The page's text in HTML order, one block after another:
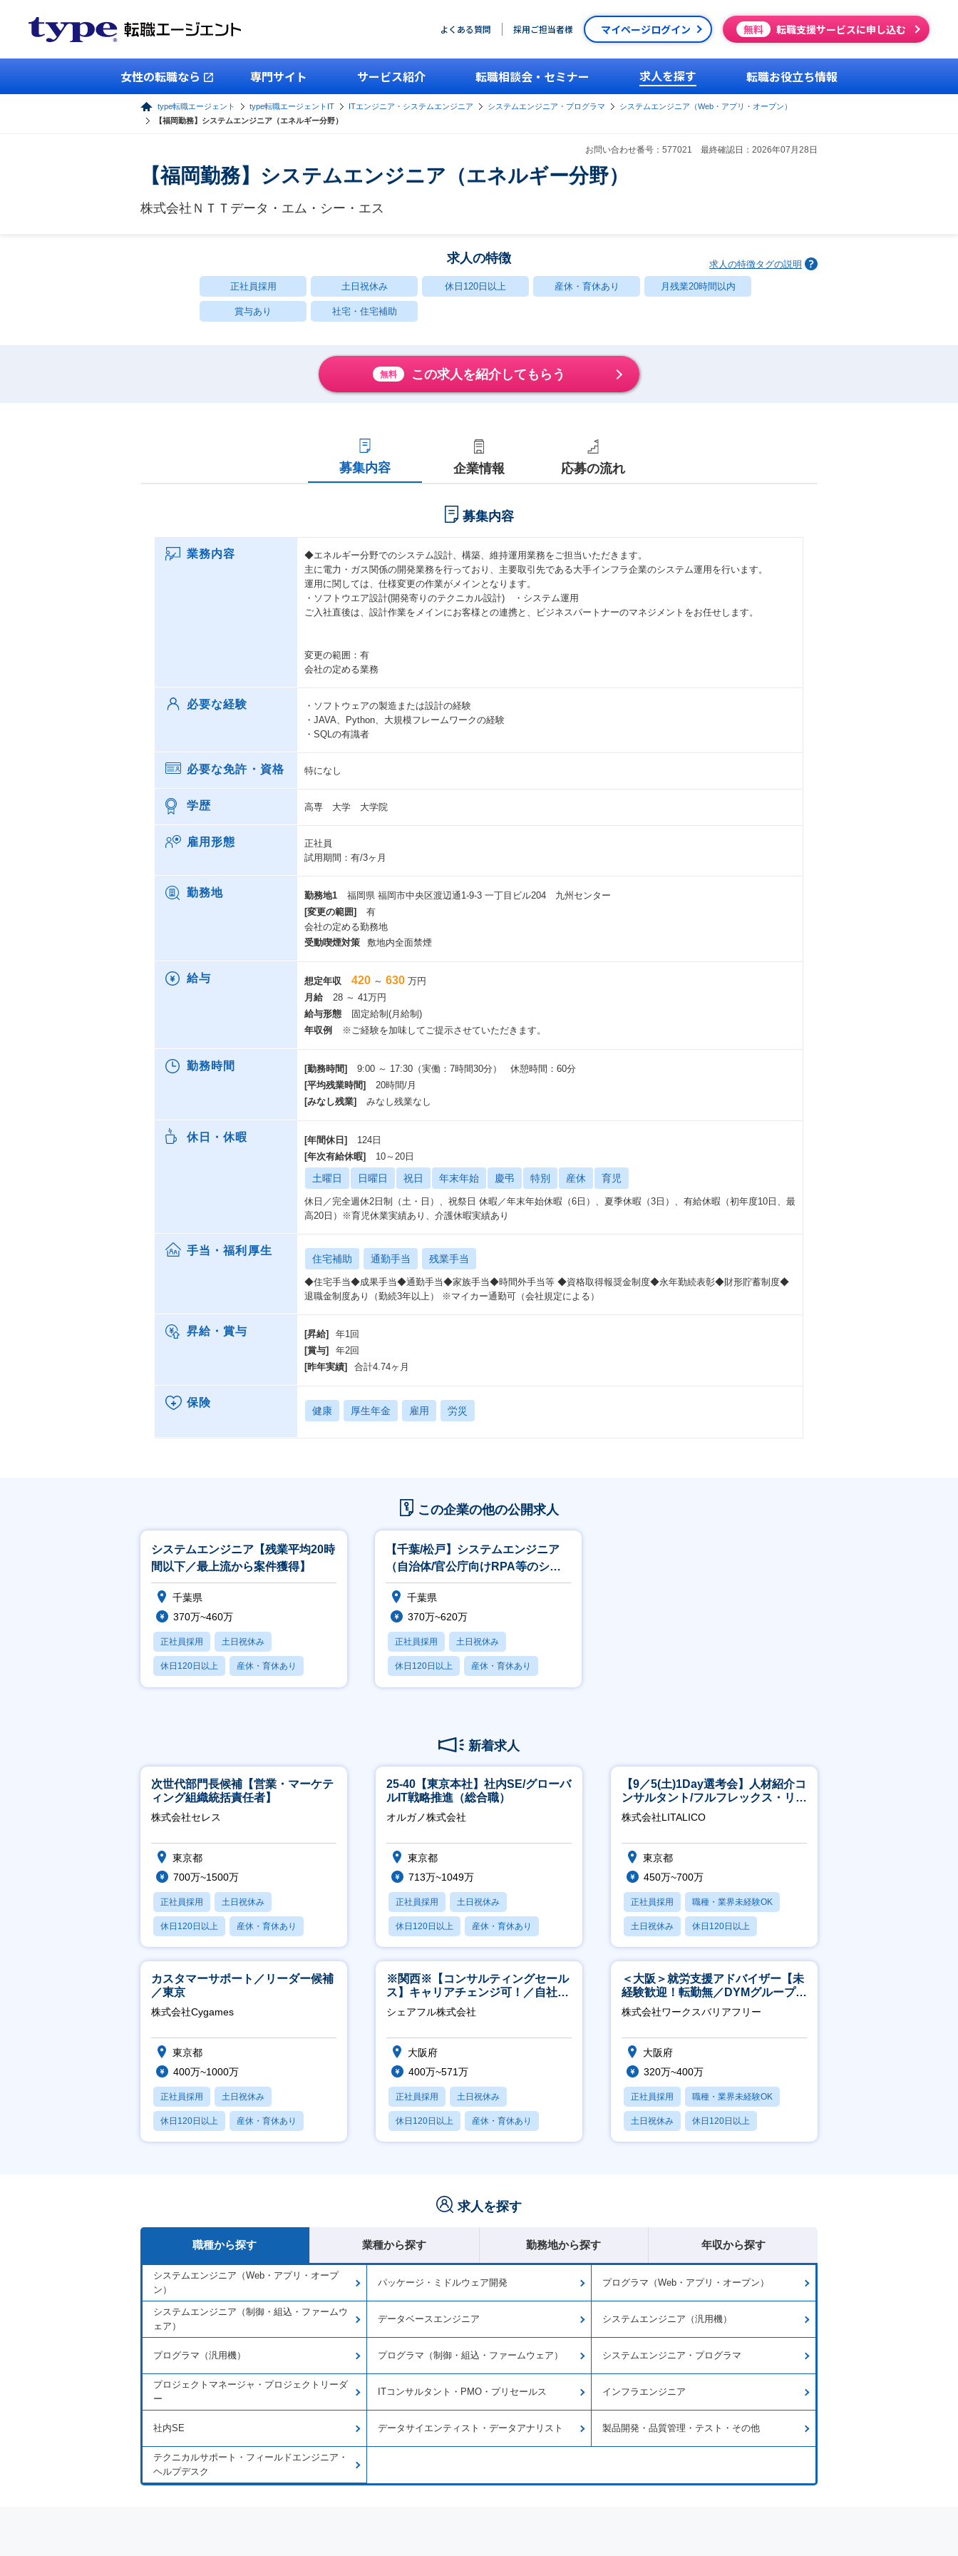
よくある質問 採用ご担当者様 マイページログイン 無料 転職支援サービスに申し込む
女性の転職なら 専門サイト サービス紹介 転職相談会・セミナー 求人を探す 転職お役立ち情報
type転職エージェント type転職エージェントIT ITエンジニア・システムエンジニア システムエンジニア・プログラマ
システムエンジニア（Web・アプリ・オープン）
【福岡勤務】システムエンジニア（エネルギー分野）
お問い合わせ番号：577021 最終確認日：2026年07月28日
【福岡勤務】システムエンジニア（エネルギー分野）
株式会社ＮＴＴデータ・エム・シー・エス
求人の特徴 求人の特徴タグの説明
正社員採用 土日祝休み 休日120日以上 産休・育休あり 月残業20時間以内
賞与あり 社宅・住宅補助
無料 この求人を紹介してもらう
募集内容 企業情報 応募の流れ
募集内容
業務内容
◆エネルギー分野でのシステム設計、構築、維持運用業務をご担当いただきます。
主に電力・ガス関係の開発業務を行っており、主要取引先である大手インフラ企業のシステム運用を行います。
運用に関しては、仕様変更の作業がメインとなります。
・ソフトウエア設計(開発寄りのテクニカル設計) ・システム運用
ご入社直後は、設計作業をメインにお客様との連携と、ビジネスパートナーのマネジメントをお任せします。
変更の範囲：有
会社の定める業務
必要な経験
・ソフトウェアの製造または設計の経験
・JAVA、Python、大規模フレームワークの経験
・SQLの有識者
必要な免許・資格 特になし
学歴 高専 大学 大学院
雇用形態
正社員
試用期間：有/3ヶ月
勤務地 勤務地1
福岡県 福岡市中央区渡辺通1-9-3 一丁目ビル204 九州センター
[変更の範囲]
有
会社の定める勤務地
受動喫煙対策
敷地内全面禁煙
給与 想定年収 420 ～ 630 万円
月給
28 ～ 41万円
給与形態
固定給制(月給制)
年収例
※ご経験を加味してご提示させていただきます。
勤務時間 [勤務時間]
9:00 ～ 17:30（実働：7時間30分） 休憩時間：60分
[平均残業時間]
20時間/月
[みなし残業]
みなし残業なし
休日・休暇 [年間休日]
124日
[年次有給休暇]
10～20日
土曜日 日曜日 祝日 年末年始 慶弔 特別 産休 育児
休日／完全週休2日制（土・日）、祝祭日 休暇／年末年始休暇（6日）、夏季休暇（3日）、有給休暇（初年度10日、最
高20日）※育児休業実績あり、介護休暇実績あり
手当・福利厚生
住宅補助 通勤手当 残業手当
◆住宅手当◆成果手当◆通勤手当◆家族手当◆時間外手当等 ◆資格取得報奨金制度◆永年勤続表彰◆財形貯蓄制度◆
退職金制度あり（勤続3年以上） ※マイカー通勤可（会社規定による）
昇給・賞与 [昇給]
年1回
[賞与]
年2回
[昨年実績]
合計4.74ヶ月
保険
健康 厚生年金 雇用 労災
この企業の他の公開求人
システムエンジニア【残業平均20時
間以下／最上流から案件獲得】
千葉県
370万~460万
正社員採用 土日祝休み
休日120日以上 産休・育休あり
月残業20時間以内
【千葉/松戸】システムエンジニア
（自治体/官公庁向けRPA等のシス
テム構築～運用）
千葉県
370万~620万
正社員採用 土日祝休み
休日120日以上 産休・育休あり
月残業20時間以内
新着求人
次世代部門長候補【営業・マーケテ
ィング組織統括責任者】
株式会社セレス
東京都
700万~1500万
正社員採用 土日祝休み
休日120日以上 産休・育休あり
賞与あり
25-40【東京本社】社内SE/グローバ
ルIT戦略推進（総合職）
オルガノ株式会社
東京都
713万~1049万
正社員採用 土日祝休み
休日120日以上 産休・育休あり
月残業20時間以内
【9／5(土)1Day選考会】人材紹介コ
ンサルタント/フルフレックス・リモ
ート/育休最長6年取得可
株式会社LITALICO
東京都
450万~700万
正社員採用 職種・業界未経験OK
土日祝休み 休日120日以上
産休・育休あり
カスタマーサポート／リーダー候補
／東京
株式会社Cygames
東京都
400万~1000万
正社員採用 土日祝休み
休日120日以上 産休・育休あり
月残業20時間以内
※関西※【コンサルティングセール
ス】キャリアチェンジ可！／自社サ
ービス『シェアフル』の営業
シェアフル株式会社
大阪府
400万~571万
正社員採用 土日祝休み
休日120日以上 産休・育休あり
賞与あり
＜大阪＞就労支援アドバイザー【未
経験歓迎！転勤無／DYMグループ／
ホスピタリティ高い方歓迎／土日
祝】
株式会社ワークスバリアフリー
大阪府
320万~400万
正社員採用 職種・業界未経験OK
土日祝休み 休日120日以上
産休・育休あり
求人を探す
職種から探す 業種から探す 勤務地から探す 年収から探す
システムエンジニア（Web・アプリ・オープ
ン）
パッケージ・ミドルウェア開発 プログラマ（Web・アプリ・オープン）
システムエンジニア（制御・組込・ファームウ
ェア）
データベースエンジニア システムエンジニア（汎用機）
プログラマ（汎用機） プログラマ（制御・組込・ファームウェア） システムエンジニア・プログラマ
プロジェクトマネージャ・プロジェクトリーダ
ー
ITコンサルタント・PMO・プリセールス インフラエンジニア
社内SE データサイエンティスト・データアナリスト 製品開発・品質管理・テスト・その他
テクニカルサポート・フィールドエンジニア・
ヘルプデスク